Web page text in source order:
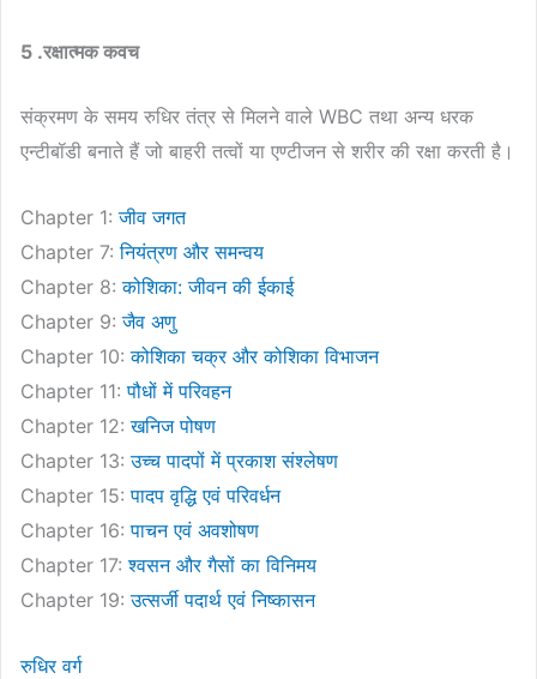
5 .रक्षात्मक कवच
संक्रमण के समय रुधिर तंत्र से मिलने वाले WBC तथा अन्य धरक
एन्टीबॉडी बनाते हैं जो बाहरी तत्वों या एण्टीजन से शरीर की रक्षा करती है।
Chapter 1:जीव जगत
Chapter 7:नियंत्रण और समन्वय
Chapter 8:कोशिका: जीवन की ईकाई
Chapter 9:जैव अणु
Chapter 10:कोशिका चक्र और कोशिका विभाजन
Chapter 11:पौधों में परिवहन
Chapter 12:खनिज पोषण
Chapter 13:उच्च पादपों में प्रकाश संश्लेषण
Chapter 15:पादप वृद्धि एवं परिवर्धन
Chapter 16:पाचन एवं अवशोषण
Chapter 17:श्वसन और गैसों का विनिमय
Chapter 19:उत्सर्जी पदार्थ एवं निष्कासन
रुधिर वर्ग